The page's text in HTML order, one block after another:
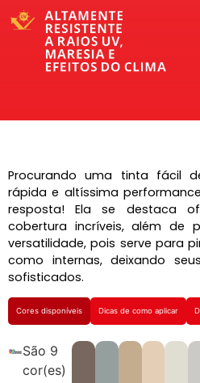
Procurando uma tinta fácil
rápida e altíssima
resposta! Ela se destaca
cobertura incríveis, além de
versatilidade, pois serve para
como internas, deixando
sofisticados.
Cores disponíveis Dicas de como aplicar
São 9
cor(es)